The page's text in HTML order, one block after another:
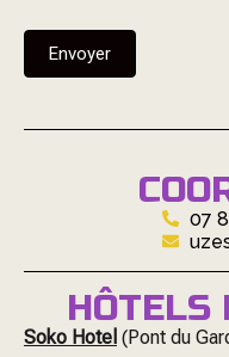
Envoyer
07
HÔTELS
Soko Hotel (Pont du